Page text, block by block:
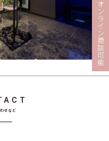
せなど
オ
ン
ラ
イ
ン
商
談
可
能